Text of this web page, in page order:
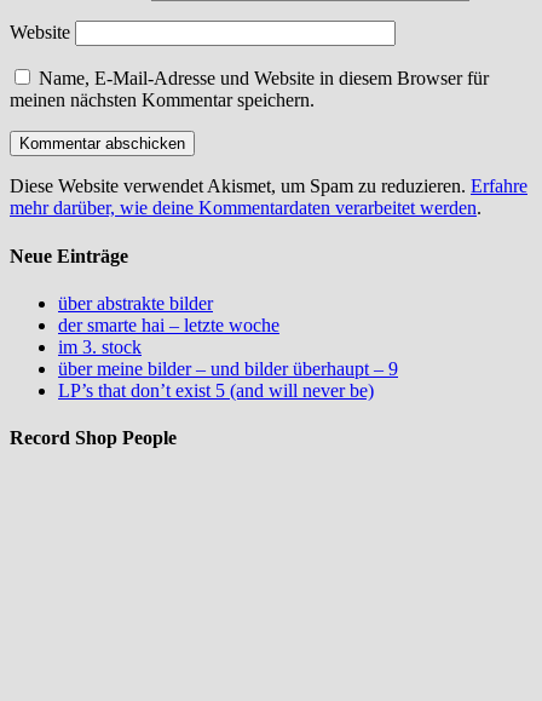
Website
Name, E-Mail-Adresse und Website in diesem Browser für
meinen nächsten Kommentar speichern.
Diese Website verwendet Akismet, um Spam zu reduzieren. Erfahre
mehr darüber, wie deine Kommentardaten verarbeitet werden.
Neue Einträge
über abstrakte bilder
der smarte hai – letzte woche
im 3. stock
über meine bilder – und bilder überhaupt – 9
LP’s that don’t exist 5 (and will never be)
Record Shop People